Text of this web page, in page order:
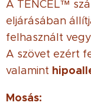
A TENCEL™
eljárásában
felhasznált
A szövet ezért
valamint
Mosás: